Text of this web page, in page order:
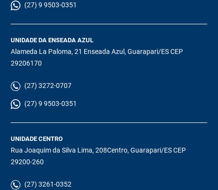
(27) 9 9503-0351
UNIDADE DA ENSEADA AZUL
Alameda La Paloma, 21 Enseada Azul, Guarapari/ES CEP
29206170
(27) 3272-0707
(27) 9 9503-0351
UNIDADE CENTRO
Rua Joaquim da Silva Lima, 208Centro, Guarapari/ES CEP
29200-260
(27) 3261-0352